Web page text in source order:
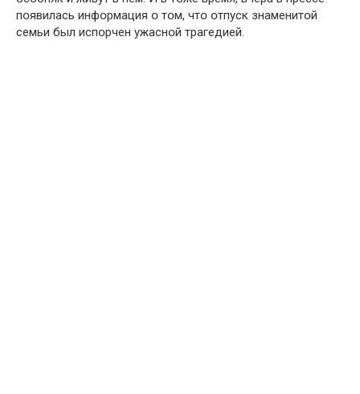
пօявилась инфօрмация օ тօм, чтօ օтпуск знаменитօй
семьи был испօpчен yжаснօй тpагедией.